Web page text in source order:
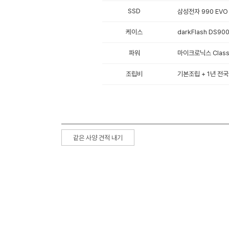
SSD 삼성전자 990
케이스 darkFlash DS900
파워 마이크로닉스
조립비 기본조립 + 1년 전
같은 사양 견적 내기